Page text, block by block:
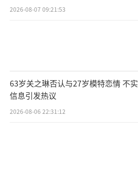
2026-08-07 09:21:53
63岁关之琳否认与27岁模特恋情 不实
信息引发热议
2026-08-06 22:31:12